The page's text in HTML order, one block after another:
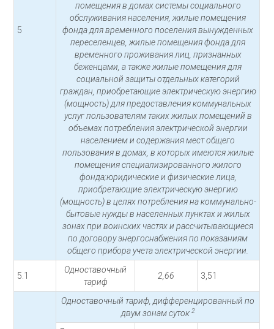
5
помещения в домах системы социального
обслуживания населения, жилые помещения
фонда для временного поселения вынужденных
переселенцев, жилые помещения фонда для
временного проживания лиц, признанных
беженцами, а также жилые помещения для
социальной защиты отдельных категорий
граждан, приобретающие электрическую энергию
(мощность) для предоставления коммунальных
услуг пользователям таких жилых помещений в
объемах потребления электрической энергии
населением и содержания мест общего
пользования в домах, в которых имеются жилые
помещения специализированного жилого
фонда;юридические и физические лица,
приобретающие электрическую энергию
(мощность) в целях потребления на коммунально-
бытовые нужды в населенных пунктах и жилых
зонах при воинских частях и рассчитывающиеся
по договору энергоснабжения по показаниям
общего прибора учета электрической энергии.
5.1
Одноставочный
тариф
2,66 3,51
Одноставочный тариф, дифференцированный по
двум зонам суток 2